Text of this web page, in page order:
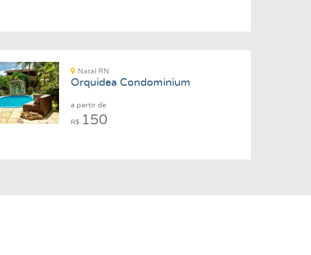
Natal RN
Orquidea Condominium
a partir de
R$ 150